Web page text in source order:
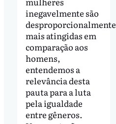
inegavelmente são
desproporcionalmente
mais atingidas em
comparação aos
homens,
entendemos a
relevância desta
pauta para a luta
pela igualdade
entre gêneros.